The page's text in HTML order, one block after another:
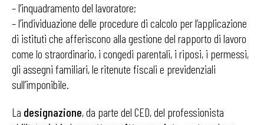
– l’inquadramento del lavoratore;
– l’individuazione delle procedure di calcolo per l’applicazione
di istituti che afferiscono alla gestione del rapporto di lavoro
come lo straordinario, i congedi parentali, i riposi, i permessi,
gli assegni familiari, le ritenute fiscali e previdenziali
sull’imponibile.
La designazione, da parte del CED, del professionista